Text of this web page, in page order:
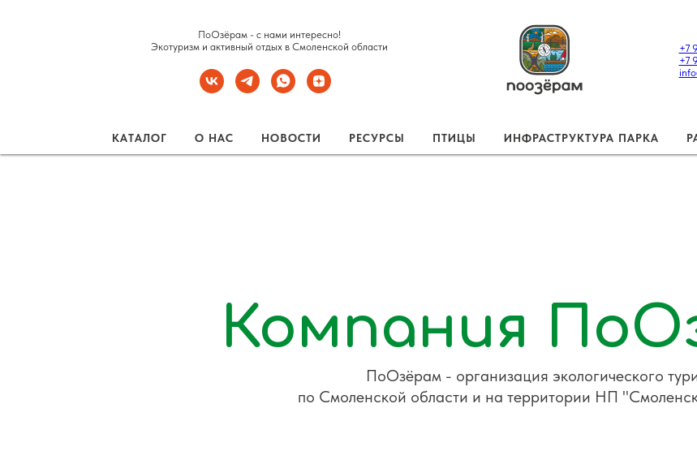
ПоОзёрам - с нами интересно!
Экотуризм и активный отдых в Смоленской области
+7
+7
КАТАЛОГ О НАС НОВОСТИ РЕСУРСЫ ПТИЦЫ ИНФРАСТРУКТУРА ПАРКА
Компания
ПоОзёрам - организация экологического
по Смоленской области и на территории НП